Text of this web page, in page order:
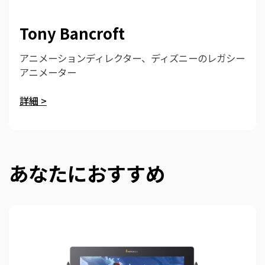
Tony Bancroft
アニメーションディレクター、ディズニーのレガシー
アニメーター
詳細 >
あなたにおすすめ